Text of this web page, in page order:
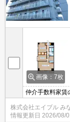
画像：7枚
仲介手数料家賃
ワー付独立洗面
器付き。エレベ
株式会社エイブル み
情報更新日 2026/08/